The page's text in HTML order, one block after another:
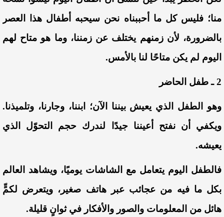
منا؛ فليس كل ما أحببناه نحن سيحبه أطفال هذا العصر
بالضرورة، لأن زمنهم يختلف عن زمننا، وما هو متاح لهم
اليوم لم يكن متاحًا لنا بالأمس.
2 ـ طفل الحاضر
وهو الطفل الذي يعيش بيننا الآن؛ ابننا، وجارنا، وتلميذنا.
ويكفي أن نفتح أعيننا جيدًا لندرك حجم التحوّل الذي
يعيشه.
فالطفل اليوم يتعامل مع الشاشات يوميًا، ويشاهد العالم
بكل ما فيه من عجائب عبر هاتف صغير، ويتعرض لكمٍّ
هائل من المعلومات والصور والأفكار في ثوانٍ قليلة.